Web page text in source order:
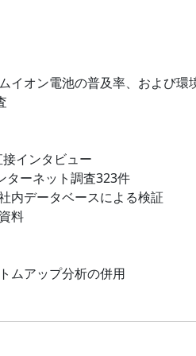
イオン電池の普及率、および環
インタビュー
ターネット調査323件
内データベースによる検証
料
ムアップ分析の併用